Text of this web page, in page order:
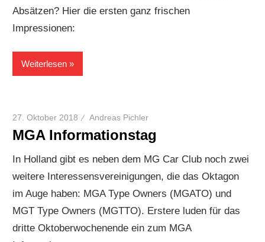
Absätzen? Hier die ersten ganz frischen
Impressionen:
Weiterlesen
27. Oktober 2018 Andreas Pichler
MGA Informationstag
In Holland gibt es neben dem MG Car Club noch zwei
weitere Interessensvereinigungen, die das Oktagon
im Auge haben: MGA Type Owners (MGATO) und
MGT Type Owners (MGTTO). Erstere luden für das
dritte Oktoberwochenende ein zum MGA